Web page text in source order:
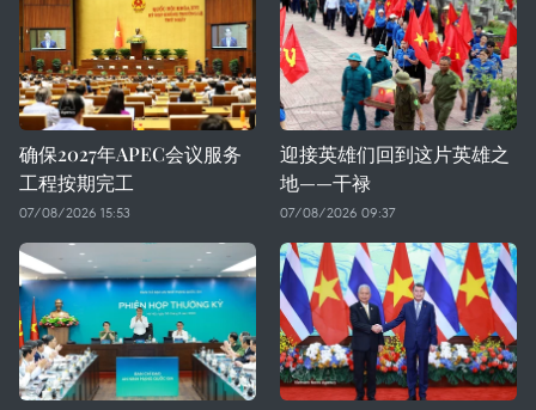
确保2027年APEC会议服务
工程按期完工
07/08/2026 15:53
迎接英雄们回到这片英雄之
地——干禄
07/08/2026 09:37